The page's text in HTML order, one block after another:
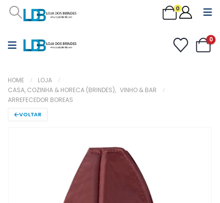
0
0
HOME
LOJA
CASA, COZINHA & HORECA (BRINDES), VINHO & BAR
ARREFECEDOR BOREAS
VOLTAR